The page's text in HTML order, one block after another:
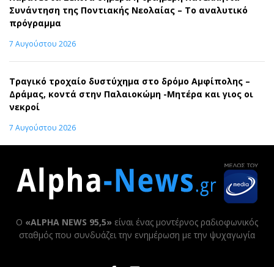
Συνάντηση της Ποντιακής Νεολαίας – Το αναλυτικό
πρόγραμμα
7 Αυγούστου 2026
Τραγικό τροχαίο δυστύχημα στο δρόμο Αμφίπολης –
Δράμας, κοντά στην Παλαιοκώμη -Μητέρα και γιος οι
νεκροί
7 Αυγούστου 2026
Ο «ALPHA NEWS 95,5» είναι ένας μοντέρνος ραδιοφωνικός
σταθμός που συνδυάζει την ενημέρωση με την ψυχαγωγία